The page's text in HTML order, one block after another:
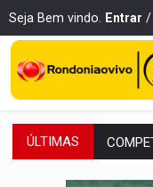
Seja Bem vindo. Entrar /
ÚLTIMAS